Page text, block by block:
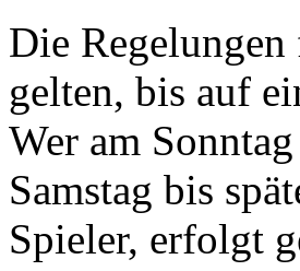
Die
gelten, bis auf
Wer am
Samstag bis
Spieler, erfolgt